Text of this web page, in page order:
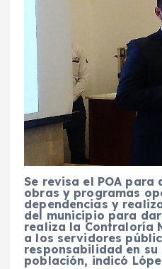
Se revisa el POA para
obras y programas
dependencias y
del municipio para
realiza la Contraloría
a los servidores
responsabilidad en
población, indicó